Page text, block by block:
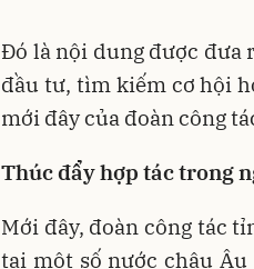
Đó là nội dung được đưa
đầu tư, tìm kiếm cơ hội
mới đây của đoàn công
Thúc đẩy hợp tác trong
Mới đây, đoàn công tác
tại một số nước châu